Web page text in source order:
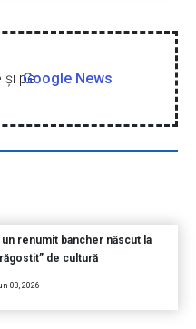
şi peGoogle News
renumit bancher născut la
de cultură
03, 2026